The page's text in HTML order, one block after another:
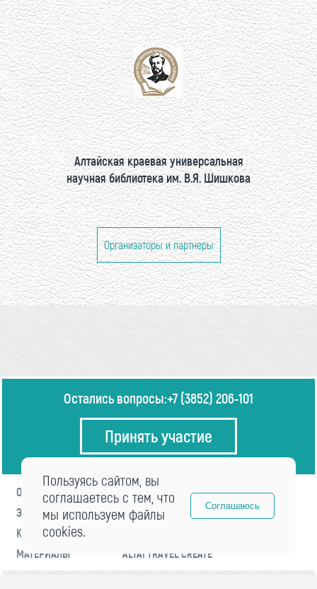
Алтайская краевая универсальная
научная библиотека им. В.Я. Шишкова
Организаторы и партнеры
Остались вопросы:+7 (3852) 206-101
Принять участие
О ФОРУМЕ
ПРОГРАММА
ЭКСПЕРТЫ
НОВОСТИ
КОНТАКТЫ
МАТЕРИАЛЫ
ALTAI TRAVEL CREATE
Пользуясь сайтом, вы
соглашаетесь с тем, что
мы используем файлы
cookies.
Соглашаюсь